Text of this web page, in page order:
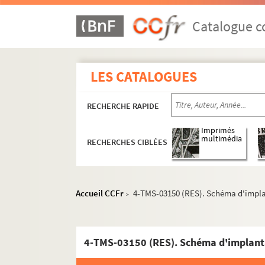
Catalogue
LES CATALOGUES
RECHERCHE RAPIDE
RECHERCHES CIBLÉES
Imprimés
multimédia
Accueil CCFr > 4-TMS-03150 (RES). Schéma
4-TMS-03150 (RES). Schéma
Claude Farrère, Lucien Népoty. La veille
François de Nion, Georges de Buysieulx. La
Alfred Capus. La veine : comédie en 4 actes.
Henri Kéroul, Albert Barré. Une veine de... :
Jacques Chabannes. Vendredi 13 : comédie
Henry Bernstein. Le venin : pièce en 3 actes.
Emile Fabre. Les ventres dorés : pièce en 5
Casimir Delavigne. Les vêpres siciliennes :
Charles Méré. Le vertige : pièce en 4 actes.
Michel Provins. Le vertige : comédie en 4